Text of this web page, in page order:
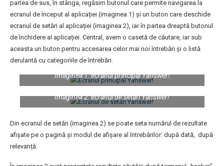
partea de sus, în stânga, regăsim butonul care permite navigarea la
ecranul de început al aplicației (imaginea 1) și un buton care deschide
ecranul de setări al aplicației (imaginea 2), iar în partea dreaptă butonul
de închidere al aplicației. Central, avem o casetă de căutare, iar sub
aceasta un buton pentru accesarea celor mai noi întrebări și o listă
derulantă cu categoriile de întrebări.
Imaginea 1: ecranul principal Yanswer!
Imaginea 2: ecranul de setări Yanswer!
Din ecranul de setări (imaginea 2) se poate seta numărul de rezultate
afișate pe o pagină și modul de afișare al întrebărilor: după dată, după
relevanță.